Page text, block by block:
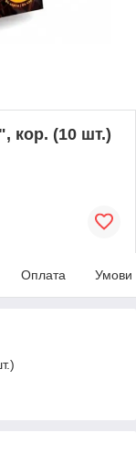
кор. (10 шт.)
Оплата Умови